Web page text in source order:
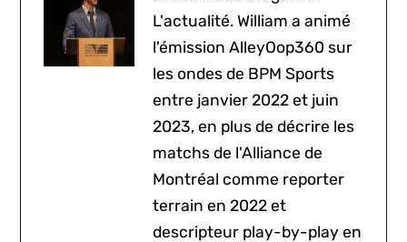
L'actualité. William a animé
l'émission AlleyOop360 sur
les ondes de BPM Sports
entre janvier 2022 et juin
2023, en plus de décrire les
matchs de l'Alliance de
Montréal comme reporter
terrain en 2022 et
descripteur play-by-play en